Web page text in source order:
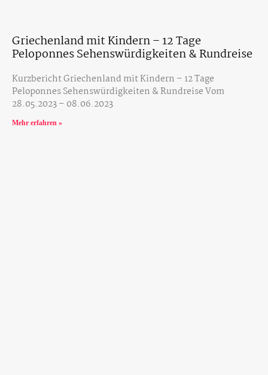
Griechenland mit Kindern – 12 Tage
Peloponnes Sehenswürdigkeiten & Rundreise
Kurzbericht Griechenland mit Kindern – 12 Tage
Peloponnes Sehenswürdigkeiten & Rundreise Vom
28.05.2023 – 08.06.2023
Mehr erfahren »